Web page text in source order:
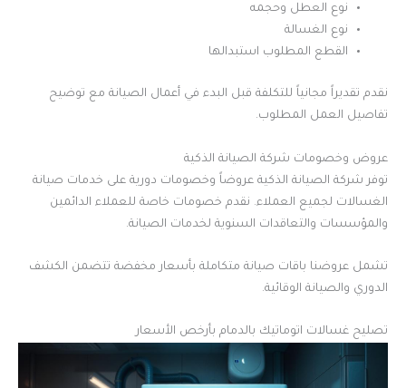
نوع العطل وحجمه
نوع الغسالة
القطع المطلوب استبدالها
نقدم تقديراً مجانياً للتكلفة قبل البدء في أعمال الصيانة مع توضيح
تفاصيل العمل المطلوب.
عروض وخصومات شركة الصيانة الذكية
توفر شركة الصيانة الذكية عروضاً وخصومات دورية على خدمات صيانة
الغسالات لجميع العملاء. نقدم خصومات خاصة للعملاء الدائمين
والمؤسسات والتعاقدات السنوية لخدمات الصيانة.
تشمل عروضنا باقات صيانة متكاملة بأسعار مخفضة تتضمن الكشف
الدوري والصيانة الوقائية.
تصليح غسالات اتوماتيك بالدمام بأرخص الأسعار